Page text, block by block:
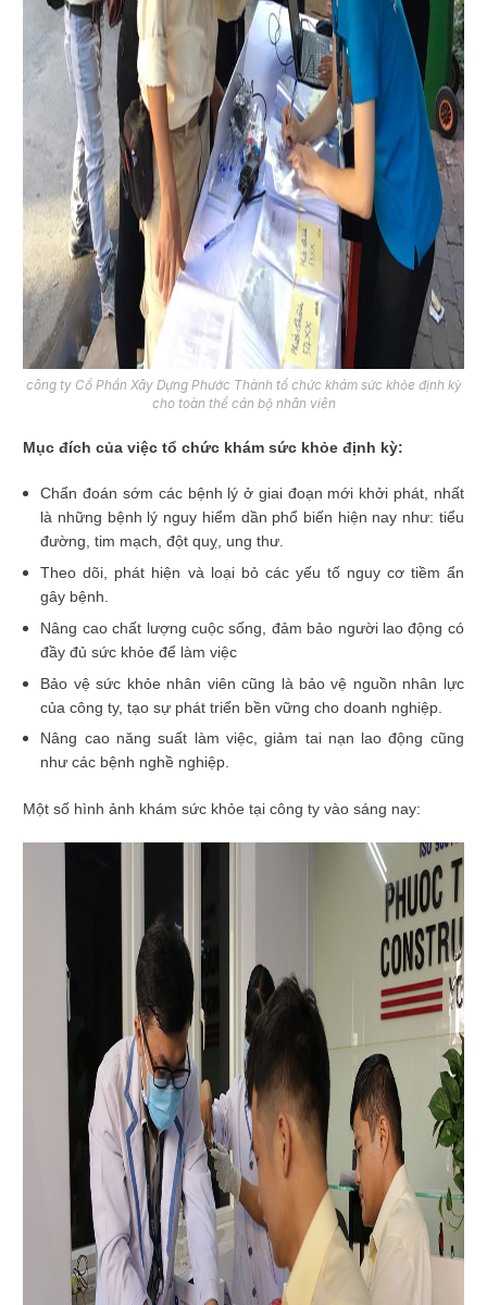
công ty Cổ Phần Xây Dựng Phước Thành tổ chức khám sức khỏe định kỳ
cho toàn thể cán bộ nhân viên
Mục đích của việc tổ chức khám sức khỏe định kỳ:
Chẩn đoán sớm các bệnh lý ở giai đoạn mới khởi phát, nhất
là những bệnh lý nguy hiểm dần phổ biến hiện nay như: tiểu
đường, tim mạch, đột quỵ, ung thư.
Theo dõi, phát hiện và loại bỏ các yếu tố nguy cơ tiềm ẩn
gây bệnh.
Nâng cao chất lượng cuộc sống, đảm bảo người lao động có
đầy đủ sức khỏe để làm việc
Bảo vệ sức khỏe nhân viên cũng là bảo vệ nguồn nhân lực
của công ty, tạo sự phát triển bền vững cho doanh nghiệp.
Nâng cao năng suất làm việc, giảm tai nạn lao động cũng
như các bệnh nghề nghiệp.
Một số hình ảnh khám sức khỏe tại công ty vào sáng nay: